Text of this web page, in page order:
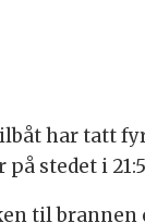
har tatt
på stedet i
til brannen